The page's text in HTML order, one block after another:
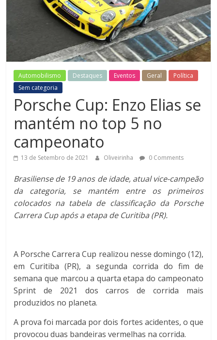
do
Esporte
Motor
Automobilismo Destaques Eventos Geral
Política
Sem categoria
Porsche Cup: Enzo Elias se
mantém no top 5 no
campeonato
13 de Setembro de 2021 Oliveirinha 0 Comments
Brasiliense de 19 anos de idade, atual vice-campeão
da categoria, se mantém entre os primeiros
colocados na tabela de classificação da Porsche
Carrera Cup após a etapa de Curitiba (PR).
A Porsche Carrera Cup realizou nesse domingo (12),
em Curitiba (PR), a segunda corrida do fim de
semana que marcou a quarta etapa do campeonato
Sprint de 2021 dos carros de corrida mais
produzidos no planeta.
A prova foi marcada por dois fortes acidentes, o que
provocou duas bandeiras vermelhas na corrida.